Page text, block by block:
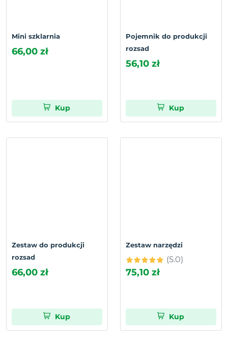
Mini szklarnia
66,00 zł
Kup
Pojemnik do produkcji
rozsad
56,10 zł
Kup
Zestaw do produkcji
rozsad
66,00 zł
Kup
Zestaw narzędzi
(5.0)
75,10 zł
Kup